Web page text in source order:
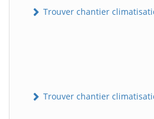
Trouver chantier
Trouver chantier